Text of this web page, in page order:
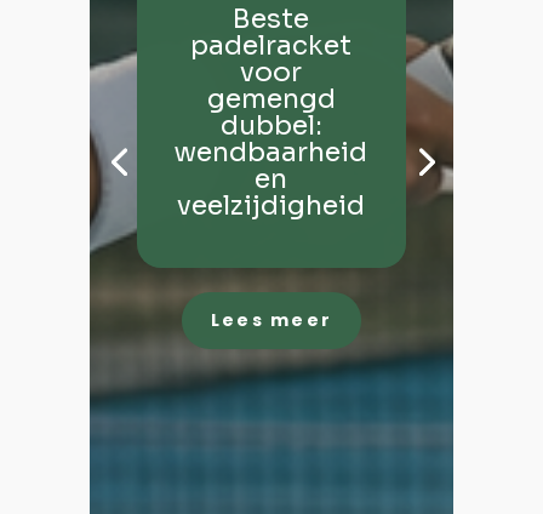
Beste
padelracket
voor
gemengd
dubbel:
wendbaarheid
en
veelzijdigheid
Lees meer